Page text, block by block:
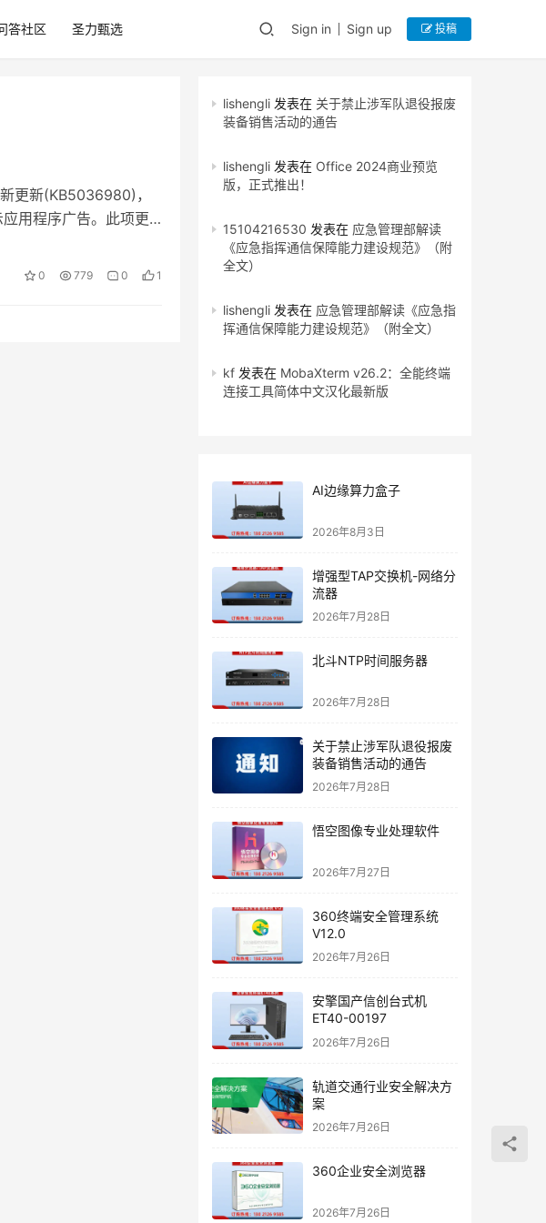
答社区 圣力甄选 Sign in Sign up 投稿
更新(KB5036980)，
用程序广告。此项更
0 779 0 1
lishengli 发表在 关于禁止涉军队退役报废
装备销售活动的通告
lishengli 发表在 Office 2024商业预览
版，正式推出！
15104216530 发表在 应急管理部解读
《应急指挥通信保障能力建设规范》（附
全文）
lishengli 发表在 应急管理部解读《应急指
挥通信保障能力建设规范》（附全文）
kf 发表在 MobaXterm v26.2：全能终端
连接工具简体中文汉化最新版
AI边缘算力盒子
2026年8月3日
增强型TAP交换机-网络分
流器
2026年7月28日
北斗NTP时间服务器
2026年7月28日
关于禁止涉军队退役报废
装备销售活动的通告
2026年7月28日
悟空图像专业处理软件
2026年7月27日
360终端安全管理系统
V12.0
2026年7月26日
安擎国产信创台式机
ET40-00197
2026年7月26日
轨道交通行业安全解决方
案
2026年7月26日
360企业安全浏览器
2026年7月26日